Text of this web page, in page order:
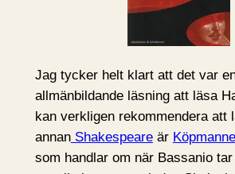
Jag tycker helt klart att det var
allmänbildande läsning att läsa
kan verkligen rekommendera att
annanShakespeareär
som handlar om när Bassanio